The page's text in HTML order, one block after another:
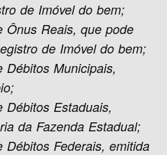
de Imóvel do bem;
Ônus Reais, que pode
de Imóvel do bem;
Débitos Municipais,
Débitos Estaduais,
da Fazenda Estadual;
Débitos Federais, emitida